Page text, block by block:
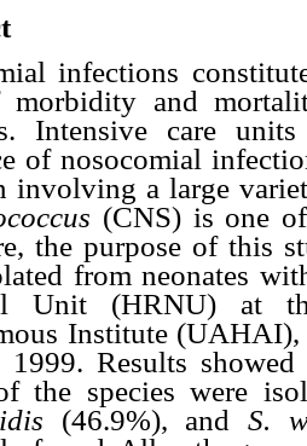
infections
and
Intensive care
of nosocomial
involving a large
(CNS) is one
the purpose of this
from neonates
Unit (HRNU) at
Institute (UAHAI),
Results
the species were
(46.9%), andS.